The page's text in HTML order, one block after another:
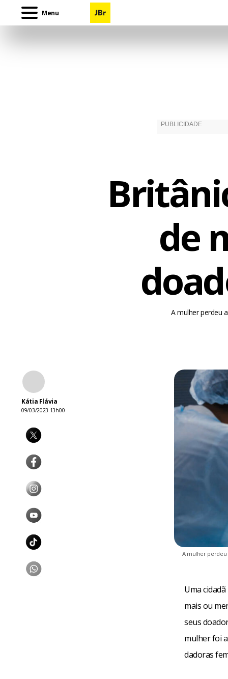
Menu
de
A mulher perdeu
Kátia Flávia
09/03/2023 13h00
A mulher perdeu
Uma
mais ou
seus
mulher foi
dadoras